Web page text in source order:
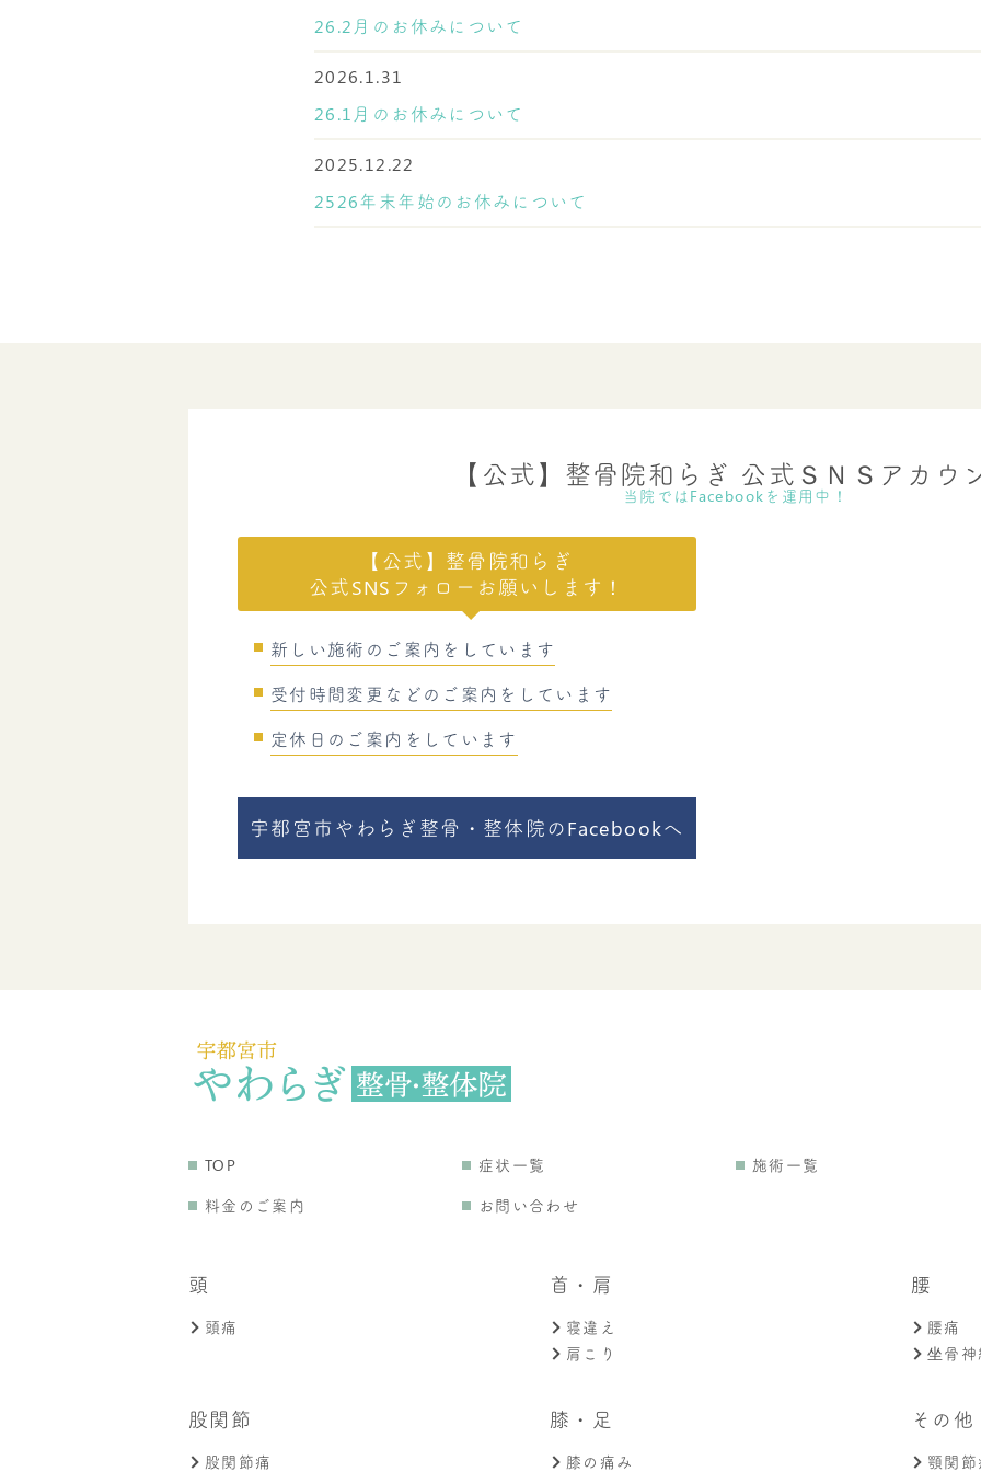
26.2月のお休みについて
2026.1.31
26.1月のお休みについて
2025.12.22
2526年末年始のお休みについて
【公式】整骨院和らぎ 公式ＳＮＳアカウ
当院ではFacebookを運用中！
【公式】整骨院和らぎ
公式SNSフォローお願いします！
新しい施術のご案内をしています
受付時間変更などのご案内をしています
定休日のご案内をしています
宇都宮市やわらぎ整骨・整体院のFacebookへ
TOP 症状一覧
施術一覧
料金のご案内
お問い合わせ
頭
頭痛
首・肩
寝違え
肩こり
腰
腰痛
坐骨
股関節
股関節痛
膝・足
膝の痛み
その他
顎関